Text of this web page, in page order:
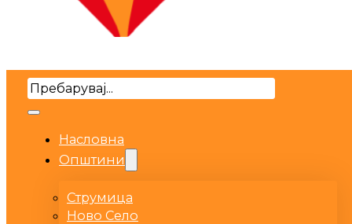
Search
Насловна
Општини
Струмица
Ново Село